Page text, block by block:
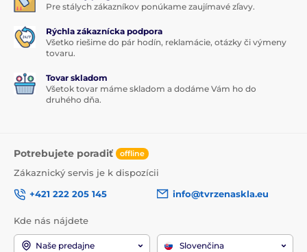
Pre stálych zákazníkov ponúkame zaujímavé zľavy.
Rýchla zákaznícka podpora
Všetko riešime do pár hodín, reklamácie, otázky či výmeny
tovaru.
Tovar skladom
Všetok tovar máme skladom a dodáme Vám ho do
druhého dňa.
Potrebujete poradiť offline
Zákaznický servis je k dispozícii
+421 222 205 145
info@tvrzenaskla.eu
Kde nás nájdete
Naše predajne Slovenčina